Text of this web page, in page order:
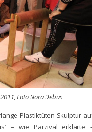
Foto Nora Debus
Plastiktüten-Skulptur
– wie Parzival erklärte